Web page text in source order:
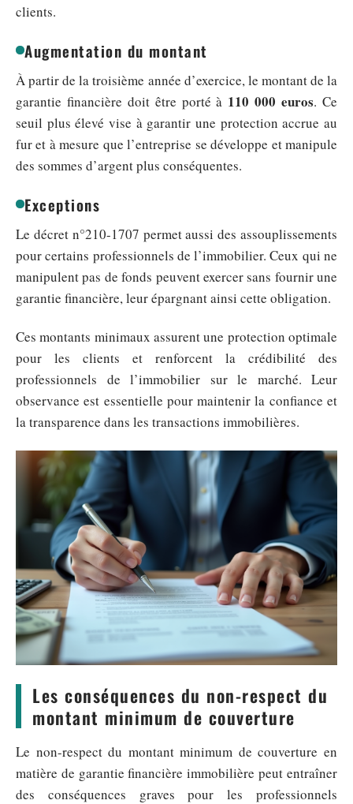
clients.
Augmentation du montant
À partir de la troisième année d’exercice, le montant de la
garantie financière doit être porté à 110 000 euros. Ce
seuil plus élevé vise à garantir une protection accrue au
fur et à mesure que l’entreprise se développe et manipule
des sommes d’argent plus conséquentes.
Exceptions
Le décret n°210-1707 permet aussi des assouplissements
pour certains professionnels de l’immobilier. Ceux qui ne
manipulent pas de fonds peuvent exercer sans fournir une
garantie financière, leur épargnant ainsi cette obligation.
Ces montants minimaux assurent une protection optimale
pour les clients et renforcent la crédibilité des
professionnels de l’immobilier sur le marché. Leur
observance est essentielle pour maintenir la confiance et
la transparence dans les transactions immobilières.
Les conséquences du non-respect du
montant minimum de couverture
Le non-respect du montant minimum de couverture en
matière de garantie financière immobilière peut entraîner
des conséquences graves pour les professionnels